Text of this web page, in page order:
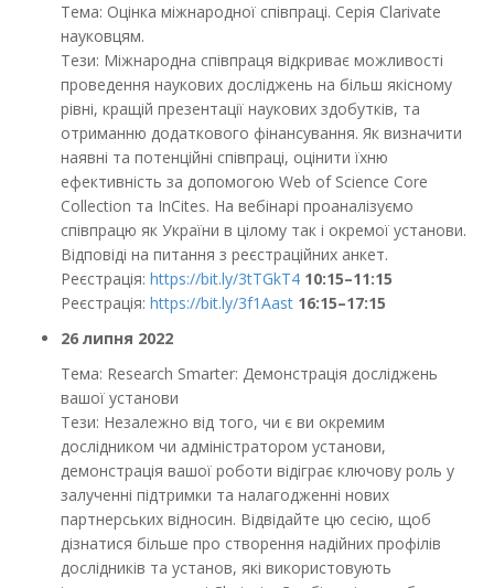
Тема: Оцінка міжнародної співпраці. Серія Clarivate
науковцям.
Тези: Міжнародна співпраця відкриває можливості
проведення наукових досліджень на більш якісному
рівні, кращій презентації наукових здобутків, та
отриманню додаткового фінансування. Як визначити
наявні та потенційні співпраці, оцінити їхню
ефективність за допомогою Web of Science Core
Collection та InCites. На вебінарі проаналізуємо
співпрацю як України в цілому так і окремої установи.
Відповіді на питання з реєстраційних анкет.
Реєстрація: https://bit.ly/3tTGkT4 10:15–11:15
Реєстрація: https://bit.ly/3f1Aast 16:15–17:15
26 липня 2022
Тема: Research Smarter: Демонстрація досліджень
вашої установи
Тези: Незалежно від того, чи є ви окремим
дослідником чи адміністратором установи,
демонстрація вашої роботи відіграє ключову роль у
залученні підтримки та налагодженні нових
партнерських відносин. Відвідайте цю сесію, щоб
дізнатися більше про створення надійних профілів
дослідників та установ, які використовують